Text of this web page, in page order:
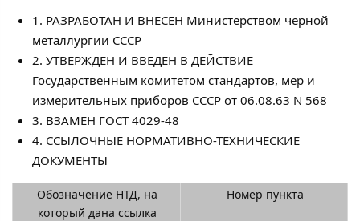
1. РАЗРАБОТАН И ВНЕСЕН Министерством черной
металлургии СССР
2. УТВЕРЖДЕН И ВВЕДЕН В ДЕЙСТВИЕ
Государственным комитетом стандартов, мер и
измерительных приборов СССР от 06.08.63 N 568
3. ВЗАМЕН ГОСТ 4029-48
4. ССЫЛОЧНЫЕ НОРМАТИВНО-ТЕХНИЧЕСКИЕ
ДОКУМЕНТЫ
Обозначение НТД, на
который дана ссылка
Номер пункта